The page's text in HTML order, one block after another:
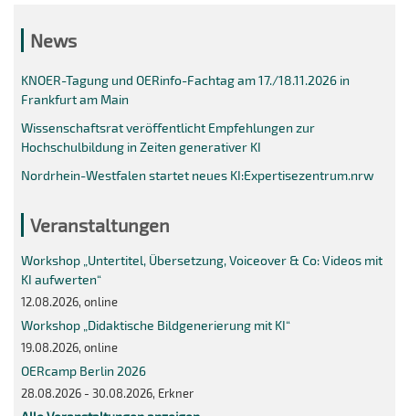
News
KNOER-Tagung und OERinfo-Fachtag am 17./18.11.2026 in
Frankfurt am Main
Wissenschaftsrat veröffentlicht Empfehlungen zur
Hochschulbildung in Zeiten generativer KI
Nordrhein-Westfalen startet neues KI:Expertisezentrum.nrw
Veranstaltungen
Workshop „Untertitel, Übersetzung, Voiceover & Co: Videos mit
KI aufwerten“
12.08.2026, online
Workshop „Didaktische Bildgenerierung mit KI“
19.08.2026, online
OERcamp Berlin 2026
28.08.2026 - 30.08.2026, Erkner